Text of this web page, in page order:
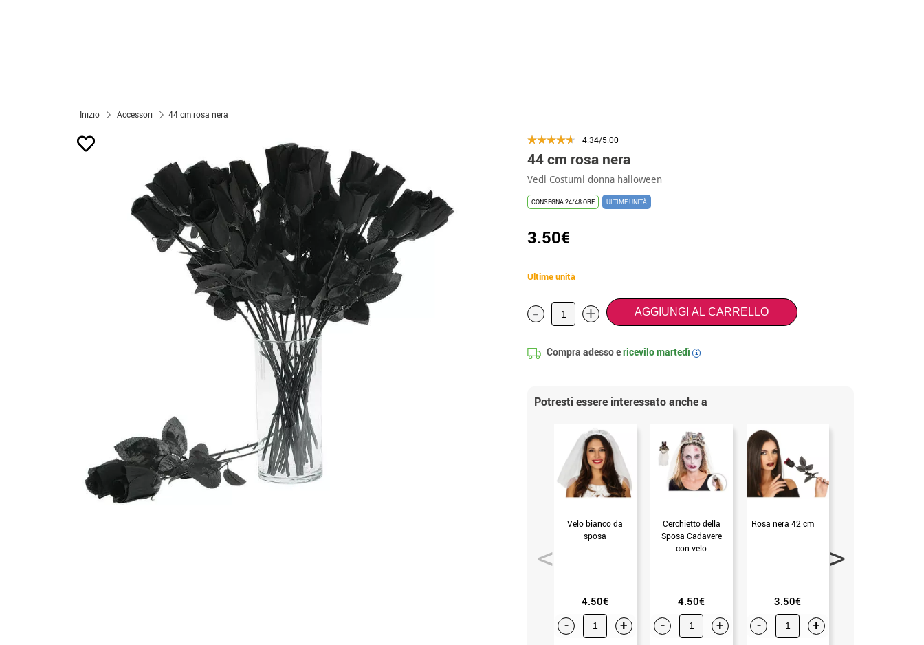
Inizio Accessori 44 cm rosa nera
4.34/5.00
44 cm rosa nera
Vedi Costumi donna halloween
CONSEGNA 24/48 ORE ULTIME UNITÀ
3.50€
Ultime unità
- + AGGIUNGI AL CARRELLO
Compra adesso ericevilomartedì i
Potresti essere interessato anche a
Velo bianco da
sposa
4.50€
- +
Cerchietto della
Sposa Cadavere
con velo
4.50€
- +
Rosa nera 42 cm
3.50€
- +